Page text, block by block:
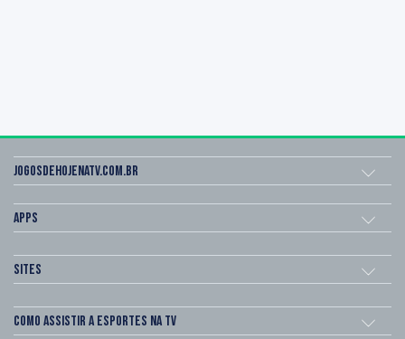
Jogosdehojenatv.com.br
Apps
Sites
Como assistir a esportes na TV